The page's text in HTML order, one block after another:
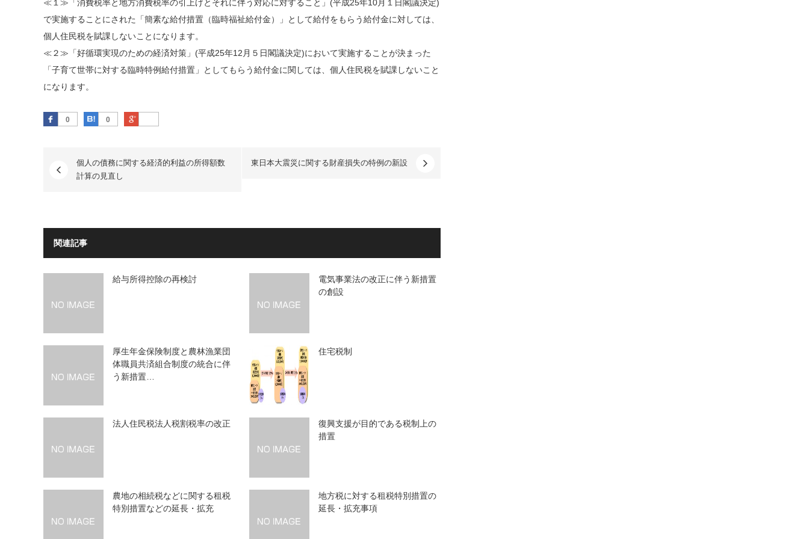
≪１≫「消費税率と地方消費税率の引上げとそれに伴う対応に対すること」(平成25年10月１日閣議決定)
で実施することにされた「簡素な給付措置（臨時福祉給付金）」として給付をもらう給付金に対しては、
個人住民税を賦課しないことになります。
≪２≫「好循環実現のための経済対策」(平成25年12月５日閣議決定)において実施することが決まった
「子育て世帯に対する臨時特例給付措置」としてもらう給付金に関しては、個人住民税を賦課しないこと
になります。
0
Facebook 0
はてなブックマーク
個人の債務に関する経済的利益の所得額数
計算の見直し
東日本大震災に関する財産損失の特例の新設
関連記事
給与所得控除の再検討
電気事業法の改正に伴う新措置
の創設
厚生年金保険制度と農林漁業団
体職員共済組合制度の統合に伴
う新措置…
住宅税制
法人住民税法人税割税率の改正
復興支援が目的である税制上の
措置
農地の相続税などに関する租税
特別措置などの延長・拡充
地方税に対する租税特別措置の
延長・拡充事項